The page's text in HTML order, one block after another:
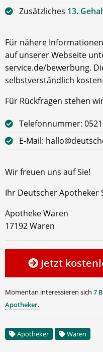
Zusätzliches 13.
Für nähere
auf unserer Webseite
service.de/bewerbung.
selbstverständlich
Für Rückfragen stehen
Telefonnummer:
E-Mail:
Wir freuen uns auf Sie!
Ihr Deutscher Apotheker
Apotheke Waren
17192 Waren
Jetzt
Momentan interessieren sich 7
Apotheker.
Apotheker Waren